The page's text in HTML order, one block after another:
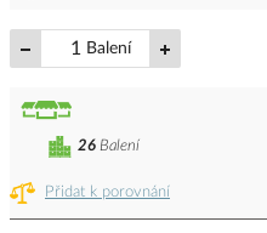
Balení
Přidat k porovnání
26 Balení